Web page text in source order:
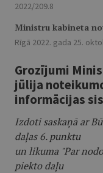
2022/209.8
Ministru kabineta
Rīgā 2022. gada 25.
Grozījumi
jūlija
informācijas
Izdoti saskaņā ar
daļas 6. punktu
un likuma "Par
piekto daļu